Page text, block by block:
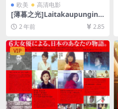
欧美 高清电影
[薄暮之光]Laitakaupungin v
alot (2006)[百度网盘+夸克网
盘1080P超清未删减资源][网
盘在线播放/下载][MP4/5.1G
B][中文字幕]
2 年前 2.85
VIP